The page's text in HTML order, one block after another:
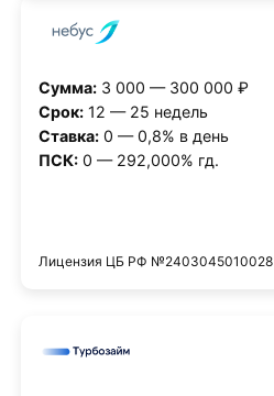
Сумма:3 000 — 300 000 ₽
Срок:12 — 25 недель
Ставка:0 — 0,8% в день
ПСК:0 — 292,000% гд.
Лицензия ЦБ РФ №2403045010028